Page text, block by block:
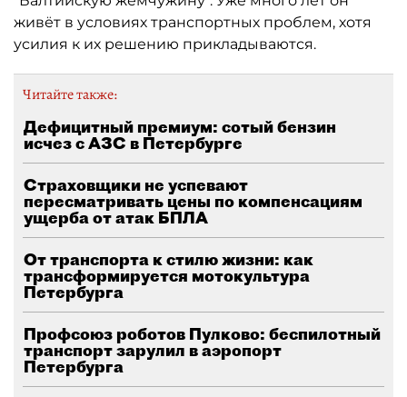
живёт в условиях транспортных проблем, хотя
усилия к их решению прикладываются.
Читайте также:
Дефицитный премиум: сотый бензин
исчез с АЗС в Петербурге
Страховщики не успевают
пересматривать цены по компенсациям
ущерба от атак БПЛА
От транспорта к стилю жизни: как
трансформируется мотокультура
Петербурга
Профсоюз роботов Пулково: беспилотный
транспорт зарулил в аэропорт
Петербурга